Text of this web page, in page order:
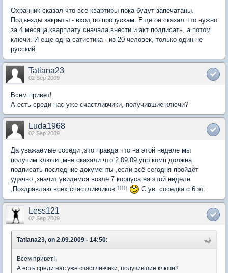
Охранник сказал что все квартиры пока будут запечатаны.
Подъезды закрыты - вход по пропускам. Еще он сказал что нужно
за 4 месяца кварплату сначала внести и акт подписать, а потом
ключи. И еще одна сатистика - из 20 человек, только один не
русский.
Tatiana23
02 Sep 2009
Всем привет!
А есть среди нас уже счастливчики, получившие ключи?
Luda1968
02 Sep 2009
Да уважаемые соседи ,это правда что на этой неделе мы
получим ключи ,мне сказали что 2.09.09.упр.комп.должна
подписать последние документы ,если всё сегодня пройдёт
удачно ,значит увидемся возле 7 корпуса на этой неделе
,Поздравляю всех счастливчиков !!!!!
С ув. соседка с 6 эт.
Less121
02 Sep 2009
Tatiana23, on 2.09.2009 - 14:50:
Всем привет!
А есть среди нас уже счастливчики, получившие ключи?